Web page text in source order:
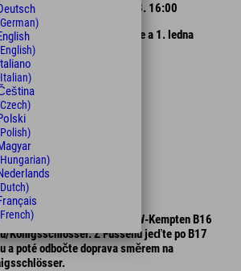
16. října do 20:00 do 21.03. 16:00
24., 25. a 31. prosince a 1. ledna
pokračujte po dálnici FW-Kempten B16
Königsschlösser. Z Füssenu jeďte po B17
a poté odbočte doprava směrem na